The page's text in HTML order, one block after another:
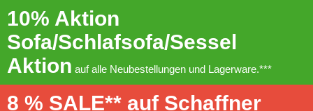
10% Aktion
Sofa/Schlafsofa/Sessel
Aktion auf alle Neubestellungen und Lagerware.***
8 % SALE** auf Schaffner